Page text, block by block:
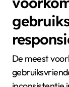
De meest